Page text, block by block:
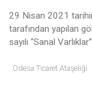
29 Nisan 2021
tarafından yapılan
sayılı “Sanal
Odesa Ticaret Ataşeliği